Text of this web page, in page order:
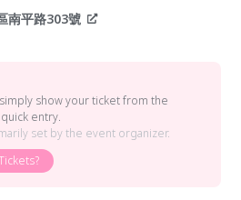
南平路303號
show your ticket from the
quick entry.
set by the event organizer.